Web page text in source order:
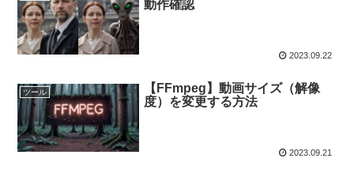
動作確認
2023.09.22
ツール
【FFmpeg】動画サイズ（解像
度）を変更する方法
2023.09.21